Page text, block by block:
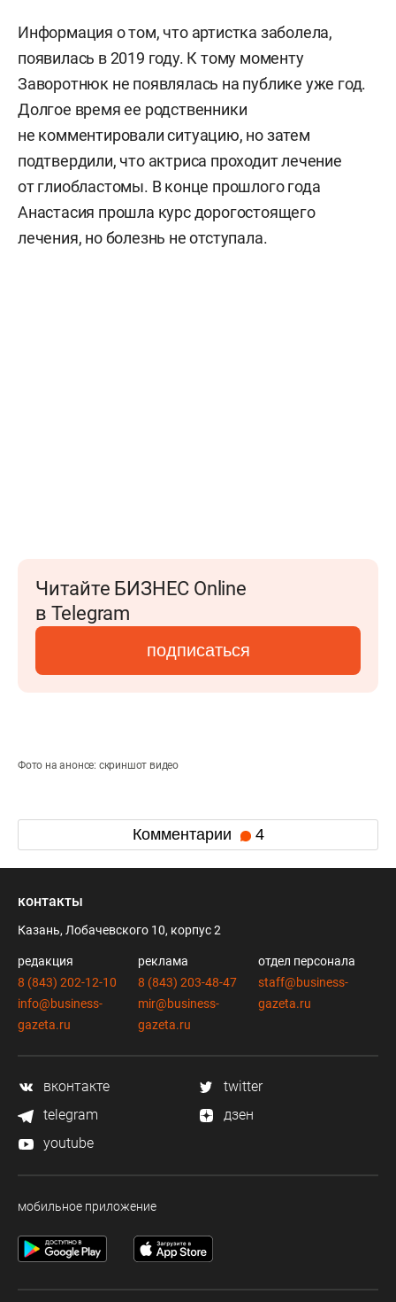
Информация о том, что артистка заболела,
появилась в 2019 году. К тому моменту
Заворотнюк не появлялась на публике уже год.
Долгое время ее родственники
не комментировали ситуацию, но затем
подтвердили, что актриса проходит лечение
от глиобластомы. В конце прошлого года
Анастасия прошла курс дорогостоящего
лечения, но болезнь не отступала.
Читайте БИЗНЕС Online
в Telegram
подписаться
Фото на анонсе: скриншот видео
Комментарии 4
контакты
Казань, Лобачевского 10, корпус 2
редакция
8 (843) 202-12-10
info@business-
gazeta.ru
реклама
8 (843) 203-48-47
mir@business-
gazeta.ru
отдел персонала
staff@business-
gazeta.ru
вконтакте
twitter
telegram
дзен
youtube
мобильное приложение